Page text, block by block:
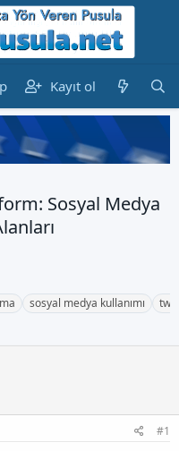
Kayıt ol
Sosyal Medya
sosyal medya kullanımı
#1